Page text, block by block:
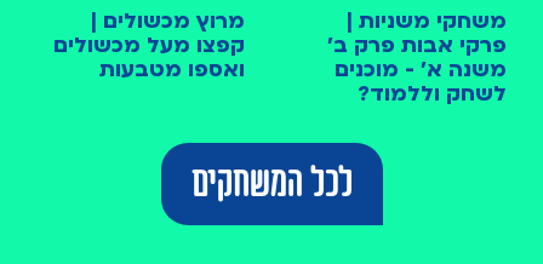
משחקי משניות |
פרקי אבות פרק ב׳
משנה א׳ - מוכנים
לשחק וללמוד?
מרוץ מכשולים |
קפצו מעל מכשולים
ואספו מטבעות
לכל המשחקים